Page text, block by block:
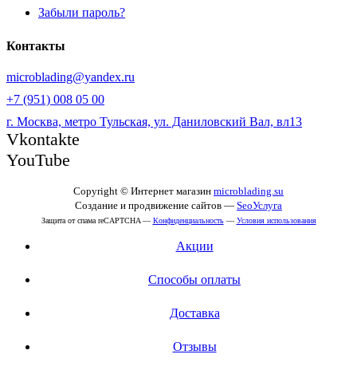
Забыли пароль?
Контакты
microblading@yandex.ru
+7 (951) 008 05 00
г. Москва, метро Тульская, ул. Даниловский Вал, вл13
Vkontakte
YouTube
Copyright © Интернет магазин microblading.su
Создание и продвижение сайтов — SeoУслуга
Защита от спама reCAPTCHA — Конфиденциальность— Условия использования
Акции
Способы оплаты
Доставка
Отзывы